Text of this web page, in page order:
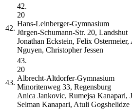
42.
42.
20
Hans-Leinberger-Gymnasium
Jürgen-Schumann-Str. 20, Landshut
Jonathan Eckstein, Felix
Nguyen, Christopher Jessen
43.
43.
20
Albrecht-Altdorfer-Gymnasium
Minoritenweg 33, Regensburg
Anica Jankovic, Rumejsa Kanapari,
Selman Kanapari, Atuli Gogshelidze